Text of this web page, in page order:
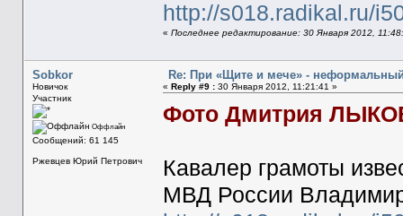
http://s018.radikal.ru/
« Последнее редактирование: 30 Января 2012,
Sobkor
Новичок
Участник
Оффлайн
Сообщений: 61 145
Ржевцев Юрий Петрович
Re: При «Щите и мече» -
« Reply #9 :30 Января 2012, 11:21:41 »
Фото Дмитрия
Кавалер грамоты
МВД России